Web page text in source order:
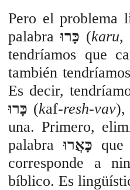
Pero el problema
palabraכָּרוּ (karu,
tendríamos que
también
Es decir,
כָּרוּ (kaf-resh-vav),
una. Primero,
palabraכָּאֲרוּ que
corresponde a
bíblico. Es